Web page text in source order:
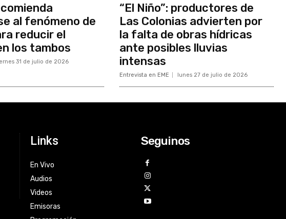
al fenómeno de
reducir el
los tambos
31 de julio de 2026
“El Niño”: productores de
Las Colonias advierten por
la falta de obras hídricas
ante posibles lluvias
intensas
Entrevista en EME lunes 27 de julio de 2026
Links
En Vivo
Audios
Videos
Emisoras
Seguinos